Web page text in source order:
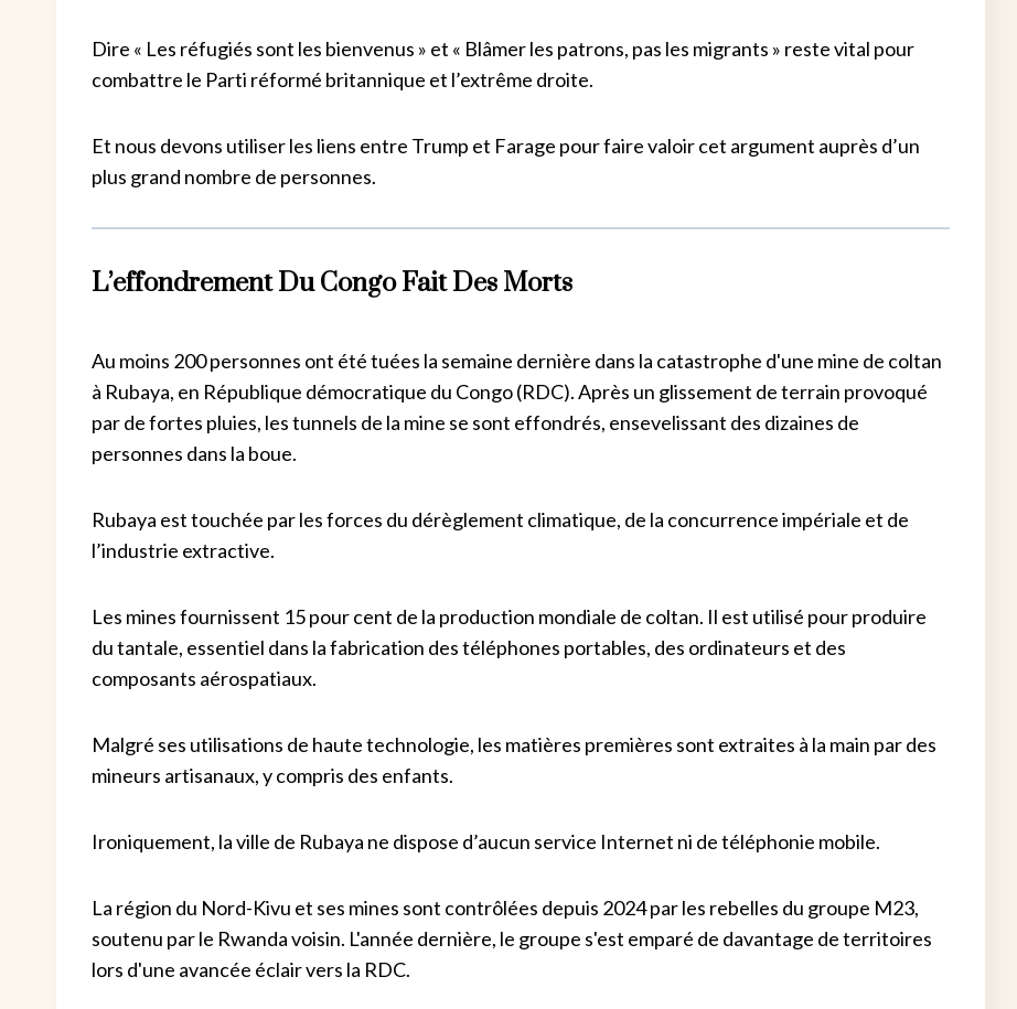
Dire « Les réfugiés sont les bienvenus » et « Blâmer les patrons, pas les migrants » reste vital pour
combattre le Parti réformé britannique et l’extrême droite.
Et nous devons utiliser les liens entre Trump et Farage pour faire valoir cet argument auprès d’un
plus grand nombre de personnes.
L’effondrement Du Congo Fait Des Morts
Au moins 200 personnes ont été tuées la semaine dernière dans la catastrophe d'une mine de coltan
à Rubaya, en République démocratique du Congo (RDC). Après un glissement de terrain provoqué
par de fortes pluies, les tunnels de la mine se sont effondrés, ensevelissant des dizaines de
personnes dans la boue.
Rubaya est touchée par les forces du dérèglement climatique, de la concurrence impériale et de
l’industrie extractive.
Les mines fournissent 15 pour cent de la production mondiale de coltan. Il est utilisé pour produire
du tantale, essentiel dans la fabrication des téléphones portables, des ordinateurs et des
composants aérospatiaux.
Malgré ses utilisations de haute technologie, les matières premières sont extraites à la main par des
mineurs artisanaux, y compris des enfants.
Ironiquement, la ville de Rubaya ne dispose d’aucun service Internet ni de téléphonie mobile.
La région du Nord-Kivu et ses mines sont contrôlées depuis 2024 par les rebelles du groupe M23,
soutenu par le Rwanda voisin. L'année dernière, le groupe s'est emparé de davantage de territoires
lors d'une avancée éclair vers la RDC.